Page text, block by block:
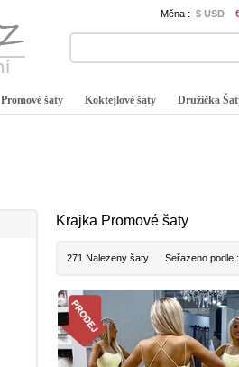
Měna : $ USD
Promové šaty Koktejlové šaty Družička
Krajka Promové šaty
271 Nalezeny šaty Seřazeno podle